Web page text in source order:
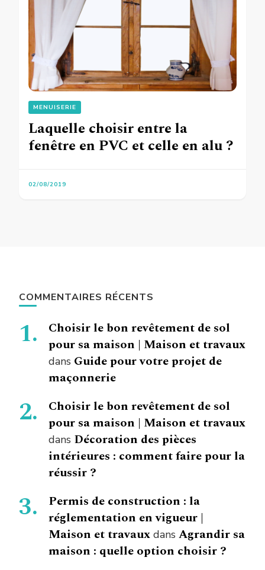
MENUISERIE
Laquelle choisir entre la
fenêtre en PVC et celle en alu ?
02/08/2019
COMMENTAIRES RÉCENTS
Choisir le bon revêtement de sol
pour sa maison | Maison et travaux
dans Guide pour votre projet de
maçonnerie
Choisir le bon revêtement de sol
pour sa maison | Maison et travaux
dans Décoration des pièces
intérieures : comment faire pour la
réussir ?
Permis de construction : la
réglementation en vigueur |
Maison et travaux dans Agrandir sa
maison : quelle option choisir ?